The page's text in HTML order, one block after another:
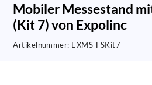
Mobiler Messestand
(Kit 7) von Expolinc
Artikelnummer: EXMS-FSKit7